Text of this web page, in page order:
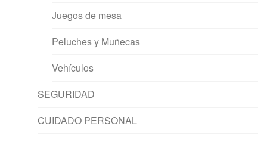
Juegos de mesa
Peluches y Muñecas
Vehículos
SEGURIDAD
CUIDADO PERSONAL